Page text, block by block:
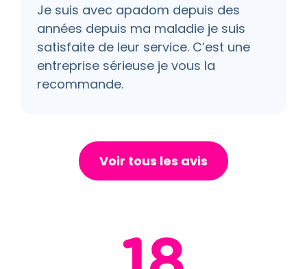
Je suis avec apadom depuis des
années depuis ma maladie je suis
satisfaite de leur service. C’est une
entreprise sérieuse je vous la
recommande.
Voir tous les avis